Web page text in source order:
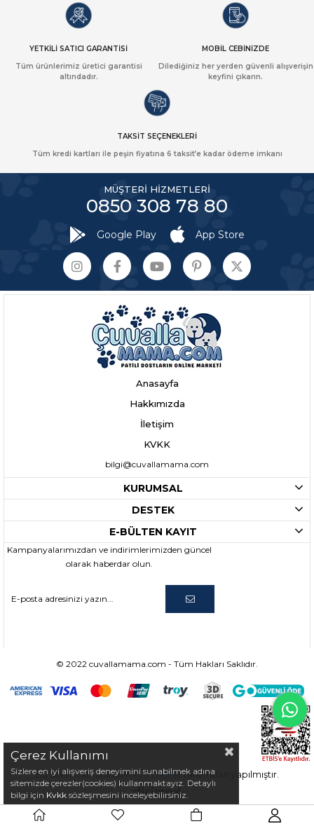
YETKİLİ SATICI GARANTİSİ
Tüm ürünlerimiz üretici garantisi
altındadır.
MOBİL CEBİNİZDE
Dilediğiniz her yerden güvenli alışverişin
keyfini çıkarın.
TAKSİT SEÇENEKLERİ
Tüm kredi kartları ile peşin fiyatına 6 taksit’e kadar ödeme imkanı
MÜŞTERİ HİZMETLERİ
0850 308 78 80
Google Play App Store
Anasayfa
Hakkımızda
İletişim
KVKK
bilgi@cuvallamama.com
KURUMSAL
DESTEK
E-BÜLTEN KAYIT
Kampanyalarımızdan ve indirimlerimizden güncel
olarak haberdar olun.
© 2022 cuvallamama.com - Tüm Hakları Saklıdır.
Bu sitenin kurulumuKeyo Digital tarafından yapılmıştır.
Çerez Kullanımı
Sizlere en iyi alışveriş deneyimini sunabilmek adına
sitemizde çerezler(cookies) kullanmaktayız. Detaylı
bilgi için Kvkk sözleşmesini inceleyebilirsiniz.